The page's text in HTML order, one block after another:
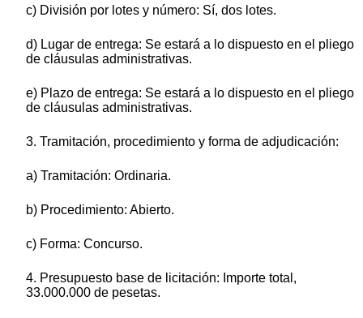
c) División por lotes y número: Sí, dos lotes.
d) Lugar de entrega: Se estará a lo dispuesto en el pliego
de cláusulas administrativas.
e) Plazo de entrega: Se estará a lo dispuesto en el pliego
de cláusulas administrativas.
3. Tramitación, procedimiento y forma de adjudicación:
a) Tramitación: Ordinaria.
b) Procedimiento: Abierto.
c) Forma: Concurso.
4. Presupuesto base de licitación: Importe total,
33.000.000 de pesetas.